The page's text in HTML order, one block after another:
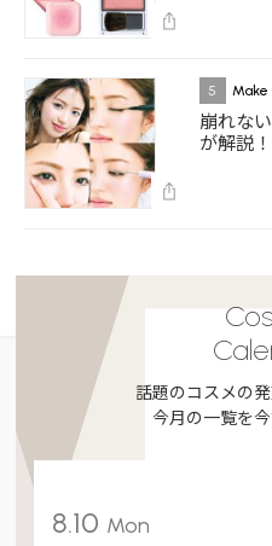
5 Make
崩れな
が解説
話題のコスメの
今月の一覧を
8.10 Mon